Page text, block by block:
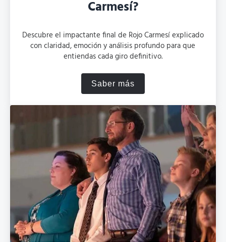
Carmesí?
Descubre el impactante final de Rojo Carmesí explicado
con claridad, emoción y análisis profundo para que
entiendas cada giro definitivo.
Saber más¿Cómo termina la serie